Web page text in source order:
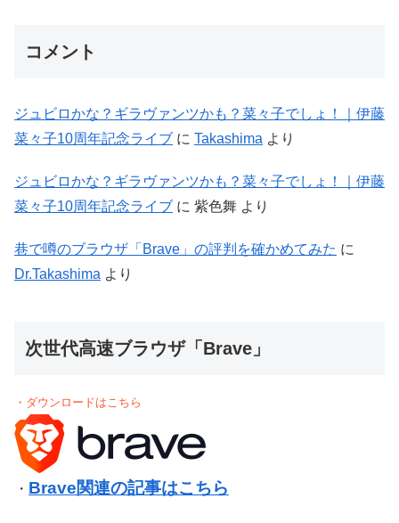
コメント
ジュビロかな？ギラヴァンツかも？菜々子でしょ！｜伊藤
菜々子10周年記念ライブ に Takashima より
ジュビロかな？ギラヴァンツかも？菜々子でしょ！｜伊藤
菜々子10周年記念ライブ に 紫色舞 より
巷で噂のブラウザ「Brave」の評判を確かめてみた に
Dr.Takashima より
次世代高速ブラウザ「Brave」
・ダウンロードはこちら
・ Brave関連の記事はこちら